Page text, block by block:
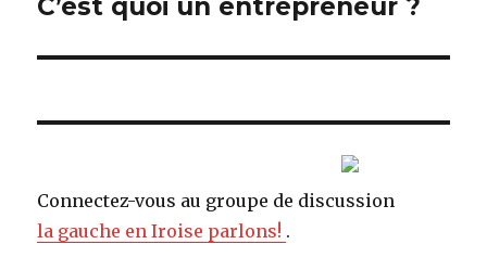
Article
C’est quoi un entrepreneur ?
Connectez-vous au groupe de discussion
la gauche en Iroise parlons! .